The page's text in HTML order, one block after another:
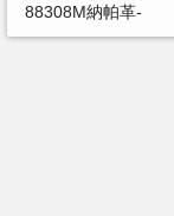
88308M納帕革-